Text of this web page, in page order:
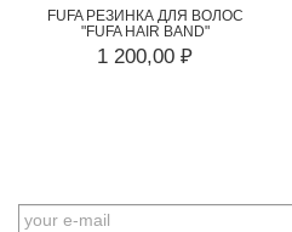
FUFA РЕЗИНКА ДЛЯ ВОЛОС
"FUFA HAIR BAND"
1 200,00 ₽